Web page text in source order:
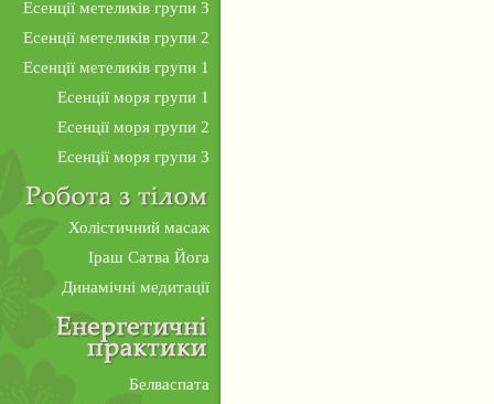
Есенції метеликів групи 3
Есенції метеликів групи 2
Есенції метеликів групи 1
Есенції моря групи 1
Есенції моря групи 2
Есенції моря групи 3
Холістичний масаж
Іраш Сатва Йога
Динамічні медитації
Белваспата